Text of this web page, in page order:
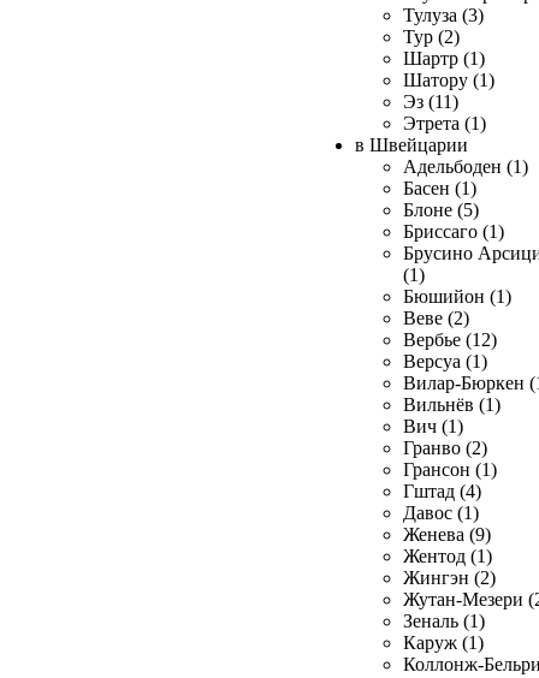
Тулуза (3)
Тур (2)
Шартр (1)
Шатору (1)
Эз (11)
Этрета (1)
в Швейцарии
Адельбоден (1)
Басен (1)
Блоне (5)
Бриссаго (1)
Брусино
(1)
Бюшийон (1)
Веве (2)
Вербье (12)
Версуа (1)
Вилар-Бюркен
Вильнёв (1)
Вич (1)
Гранво (2)
Грансон (1)
Гштад (4)
Давос (1)
Женева (9)
Жентод (1)
Жингэн (2)
Жутан-Мезери
Зеналь (1)
Каруж (1)
Коллонж-